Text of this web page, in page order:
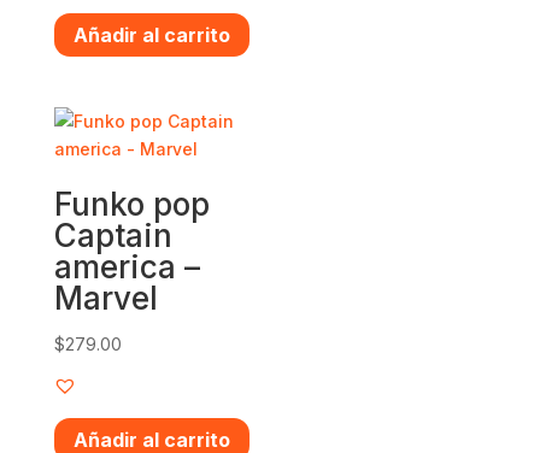
Añadir al carrito
Funko pop
Captain
america –
Marvel
$279.00
Añadir al carrito